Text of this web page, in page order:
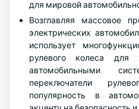
для мировой
Возглавляя массовое
электрических
использует
рулевого колеса для
автомобильными
переключатели
популярность в